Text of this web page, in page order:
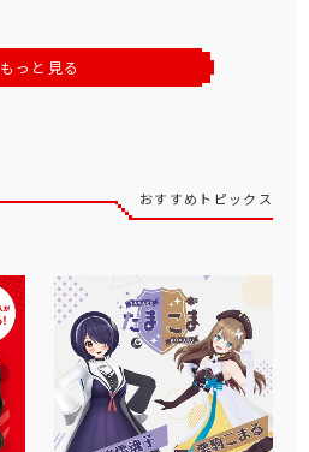
もっと見る
おすすめトピックス